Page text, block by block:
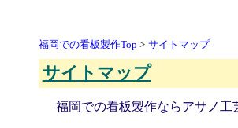
福岡での看板製作Top サイトマップ
サイトマップ
福岡での看板製作ならアサノ工